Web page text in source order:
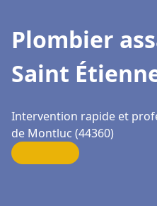
Plombier
Saint
Intervention rapide et
de Montluc (44360)